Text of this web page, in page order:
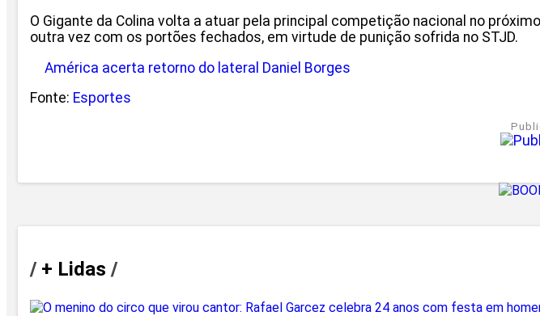
O Gigante da Colina volta a atuar pela principal competição nacional no
outra vez com os portões fechados, em virtude de punição sofrida no STJD.
América acerta retorno do lateral Daniel Borges
Fonte: Esportes
/+ Lidas /